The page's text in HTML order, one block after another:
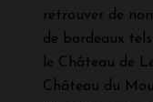
retrouver de
de bordeaux
le Château de
Château du